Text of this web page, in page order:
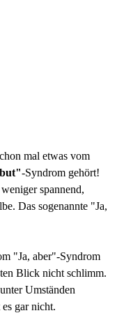
-Syndrom gehört!
spannend,
Das sogenannte "Ja,
"Ja, aber"-Syndrom
Blick nicht schlimm.
Umständen
gar nicht.